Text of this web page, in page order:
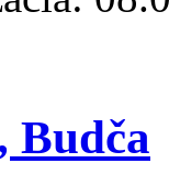
Budča